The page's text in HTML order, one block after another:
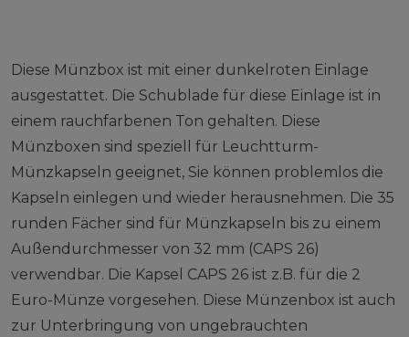
Diese Münzbox ist mit einer dunkelroten Einlage
ausgestattet. Die Schublade für diese Einlage ist in
einem rauchfarbenen Ton gehalten. Diese
Münzboxen sind speziell für Leuchtturm-
Münzkapseln geeignet, Sie können problemlos die
Kapseln einlegen und wieder herausnehmen. Die 35
runden Fächer sind für Münzkapseln bis zu einem
Außendurchmesser von 32 mm (CAPS 26)
verwendbar. Die Kapsel CAPS 26 ist z.B. für die 2
Euro-Münze vorgesehen. Diese Münzenbox ist auch
zur Unterbringung von ungebrauchten